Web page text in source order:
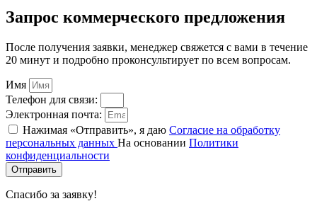
Запрос коммерческого предложения
После получения заявки, менеджер свяжется с вами в течение
20 минут и подробно проконсультирует по всем вопросам.
Имя
Телефон для связи:
Электронная почта:
Нажимая «Отправить», я даю Согласие на обработку
персональных данных На основании Политики
конфиденциальности
Отправить
Спасибо за заявку!